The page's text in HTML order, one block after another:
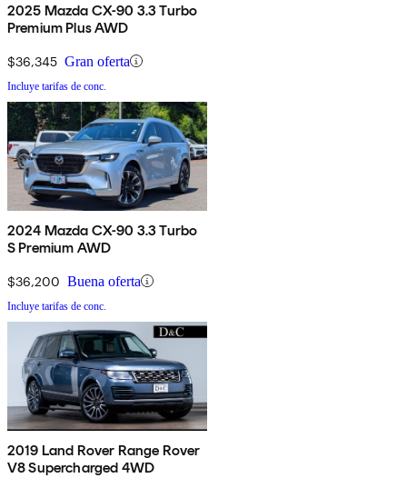
2025 Mazda CX-90 3.3 Turbo
Premium Plus AWD
$36,345 Gran oferta
Incluye tarifas de conc.
2024 Mazda CX-90 3.3 Turbo
S Premium AWD
$36,200 Buena oferta
Incluye tarifas de conc.
2019 Land Rover Range Rover
V8 Supercharged 4WD